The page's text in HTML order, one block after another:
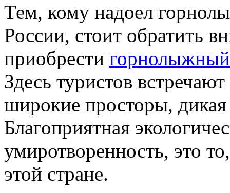
Тем, кому надоел
России, стоит обратить
приобрести
Здесь туристов
широкие просторы,
Благоприятная
умиротворенность, это
этой стране.